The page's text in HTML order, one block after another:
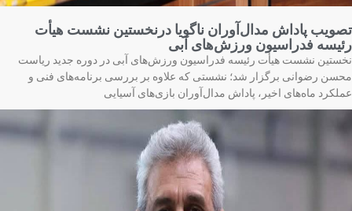
پاداش مدال‌آوران ناگویا درنخستین نشست هیأت
فدراسیون ورزش‌های آبی
نشست هیأت رئیسه فدراسیون ورزش‌های آبی در دوره جدید ریاست
رضوانی برگزار شد؛ نشستی که علاوه بر بررسی برنامه‌های فنی و
ماه‌های اخیر، پاداش مدال‌آوران بازی‌های آسیایی